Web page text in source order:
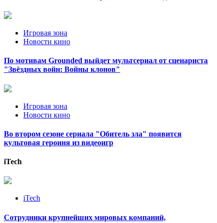
Игровая зона
Новости кино
По мотивам Grounded выйдет мультсериал от сценариста
"Звёздных войн: Войны клонов"
Игровая зона
Новости кино
Во втором сезоне сериала "Обитель зла" появится
культовая героиня из видеоигр
iTech
iTech
Сотрудники крупнейших мировых компаний,